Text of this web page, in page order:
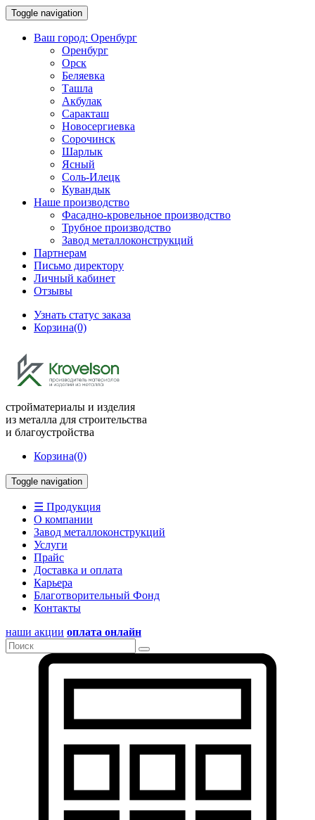
Toggle navigation
Ваш город: Оренбург
Оренбург
Орск
Беляевка
Ташла
Акбулак
Саракташ
Новосергиевка
Сорочинск
Шарлык
Ясный
Соль-Илецк
Кувандык
Наше производство
Фасадно-кровельное производство
Трубное производство
Завод металлоконструкций
Партнерам
Письмо директору
Личный кабинет
Отзывы
Узнать статус заказа
Корзина(0)
стройматериалы и изделия
из металла для строительства
и благоустройства
Корзина(0)
Toggle navigation
☰ Продукция
О компании
Завод металлоконструкций
Услуги
Прайс
Доставка и оплата
Карьера
Благотворительный Фонд
Контакты
наши акции оплата онлайн